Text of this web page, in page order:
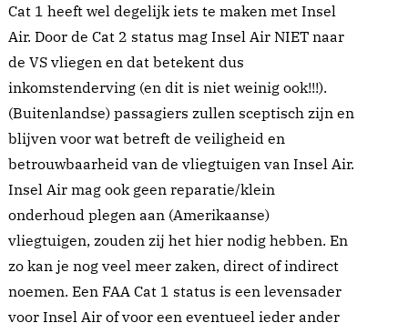
Cat 1 heeft wel degelijk iets te maken met Insel
Air. Door de Cat 2 status mag Insel Air NIET naar
de VS vliegen en dat betekent dus
inkomstenderving (en dit is niet weinig ook!!!).
(Buitenlandse) passagiers zullen sceptisch zijn en
blijven voor wat betreft de veiligheid en
betrouwbaarheid van de vliegtuigen van Insel Air.
Insel Air mag ook geen reparatie/klein
onderhoud plegen aan (Amerikaanse)
vliegtuigen, zouden zij het hier nodig hebben. En
zo kan je nog veel meer zaken, direct of indirect
noemen. Een FAA Cat 1 status is een levensader
voor Insel Air of voor een eventueel ieder ander